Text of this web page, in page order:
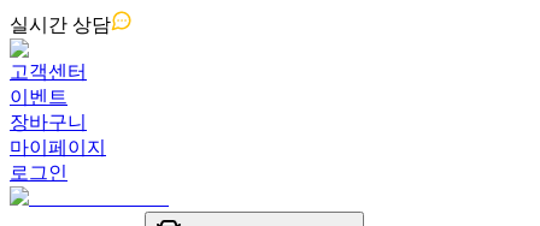
실시간 상담
고객센터
이벤트
장바구니
마이페이지
로그인